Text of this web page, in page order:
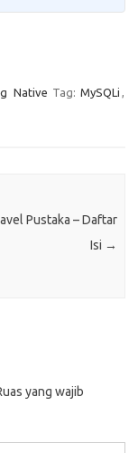
Native Tag: MySQLi ,
Pustaka – Daftar
Isi →
yang wajib